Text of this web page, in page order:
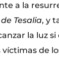
a la
Tesalia, y
la luz
de